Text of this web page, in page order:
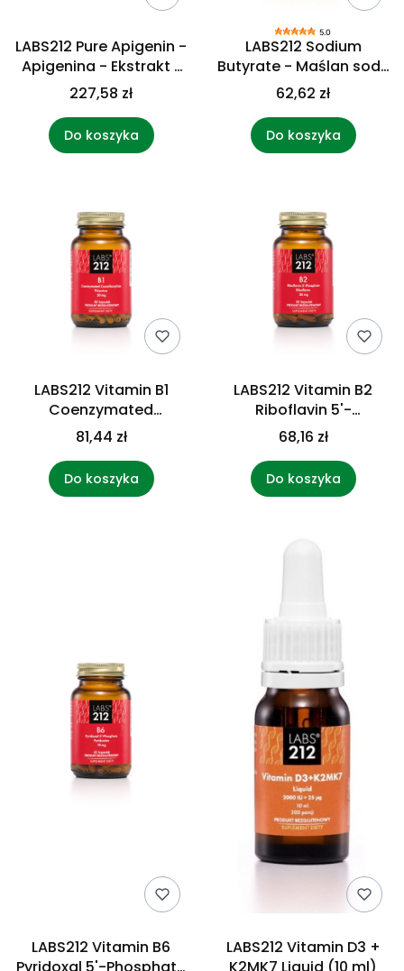
LABS212 Pure Apigenin -
Apigenina - Ekstrakt z
nasion selera
naciowego (30 g)
227,58 zł
Do koszyka
5.0
LABS212 Sodium
Butyrate - Maślan sodu
(60 kaps.)
62,62 zł
Do koszyka
LABS212 Vitamin B1
Coenzymated
Cocarboxylase (60
kaps.)
81,44 zł
Do koszyka
LABS212 Vitamin B2
Riboflavin 5'-
Phosphate + Riboflavin
(60 kaps.)
68,16 zł
Do koszyka
LABS212 Vitamin B6
LABS212 Vitamin D3 +